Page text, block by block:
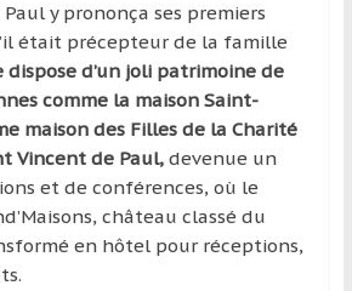
y prononça ses premiers
était précepteur de la famille
dispose d’un joli patrimoine de
comme la maison Saint-
maison des Filles de la Charité
Vincent de Paul,devenue un
et de conférences, où le
château classé du
en hôtel pour réceptions,